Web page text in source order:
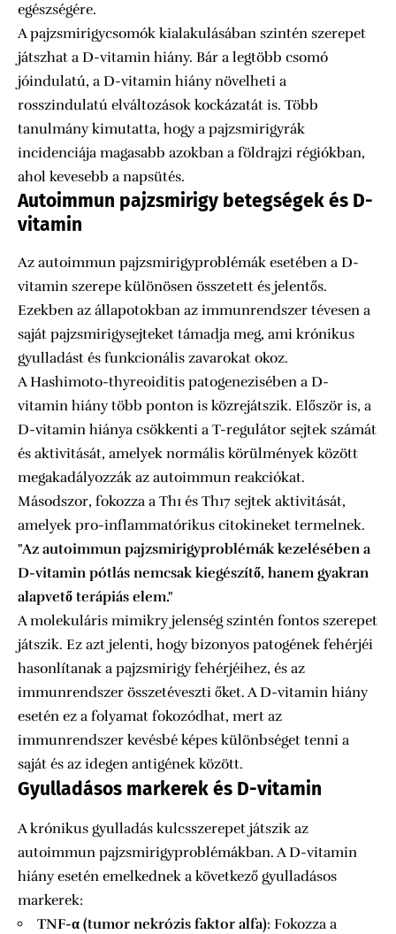
egészségére.
A pajzsmirigycsomók kialakulásában szintén szerepet
játszhat a D-vitamin hiány. Bár a legtöbb csomó
jóindulatú, a D-vitamin hiány növelheti a
rosszindulatú elváltozások kockázatát is. Több
tanulmány kimutatta, hogy a pajzsmirigyrák
incidenciája magasabb azokban a földrajzi régiókban,
ahol kevesebb a napsütés.
Autoimmun pajzsmirigy betegségek és D-
vitamin
Az autoimmun pajzsmirigyproblémák esetében a D-
vitamin szerepe különösen összetett és jelentős.
Ezekben az állapotokban az immunrendszer tévesen a
saját pajzsmirigysejteket támadja meg, ami krónikus
gyulladást és funkcionális zavarokat okoz.
A Hashimoto-thyreoiditis patogenezisében a D-
vitamin hiány több ponton is közrejátszik. Először is, a
D-vitamin hiánya csökkenti a T-regulátor sejtek számát
és aktivitását, amelyek normális körülmények között
megakadályozzák az autoimmun reakciókat.
Másodszor, fokozza a Th1 és Th17 sejtek aktivitását,
amelyek pro-inflammatórikus citokineket termelnek.
"Az autoimmun pajzsmirigyproblémák kezelésében a
D-vitamin pótlás nemcsak kiegészítő, hanem gyakran
alapvető terápiás elem."
A molekuláris mimikry jelenség szintén fontos szerepet
játszik. Ez azt jelenti, hogy bizonyos patogének fehérjéi
hasonlítanak a pajzsmirigy fehérjéihez, és az
immunrendszer összetéveszti őket. A D-vitamin hiány
esetén ez a folyamat fokozódhat, mert az
immunrendszer kevésbé képes különbséget tenni a
saját és az idegen antigének között.
Gyulladásos markerek és D-vitamin
A krónikus gyulladás kulcsszerepet játszik az
autoimmun pajzsmirigyproblémákban. A D-vitamin
hiány esetén emelkednek a következő gyulladásos
markerek:
TNF-α (tumor nekrózis faktor alfa): Fokozza a